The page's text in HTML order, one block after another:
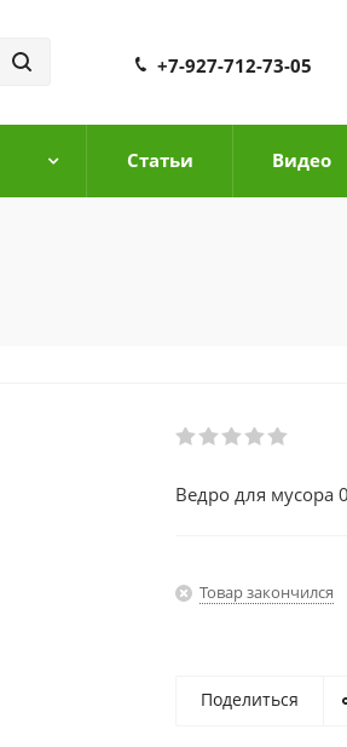
+7-927-712-73-05
Cтатьи Видео
Ведро для мусора
Товар закончился
Поделиться